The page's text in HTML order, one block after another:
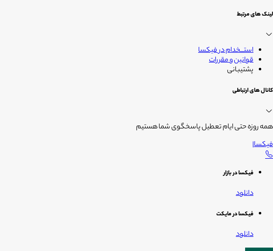
لینک های مرتبط
استــخدام در فیکسا
قوانین و مقررات
پشتیبانی
کانال های ارتباطی
همه روزه حتی ایام تعطیل پاسخگوی شما هستیم
فیکسا|
فیکسا در بازار
دانلود
فیکسا در مایکت
دانلود